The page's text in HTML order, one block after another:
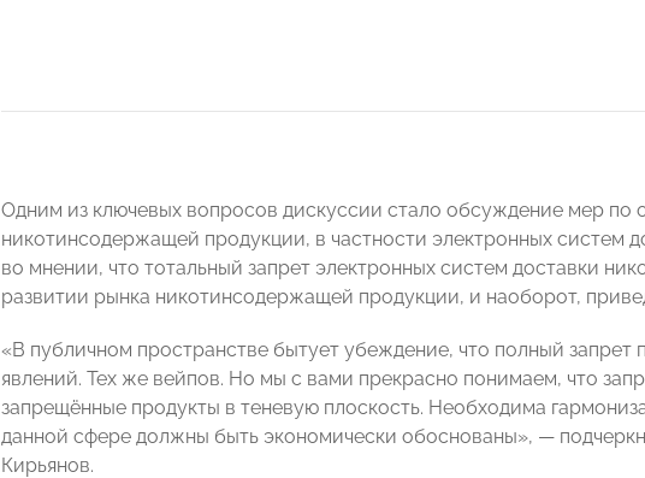
Одним из ключевых вопросов дискуссии стало обсуждение мер по
никотинсодержащей продукции, в частности электронных систем
во мнении, что тотальный запрет электронных систем доставки
развитии рынка никотинсодержащей продукции, и наоборот,
«В публичном пространстве бытует убеждение, что полный запрет
явлений. Тех же вейпов. Но мы с вами прекрасно понимаем, что
запрещённые продукты в теневую плоскость. Необходима
данной сфере должны быть экономически обоснованы», —
Кирьянов.